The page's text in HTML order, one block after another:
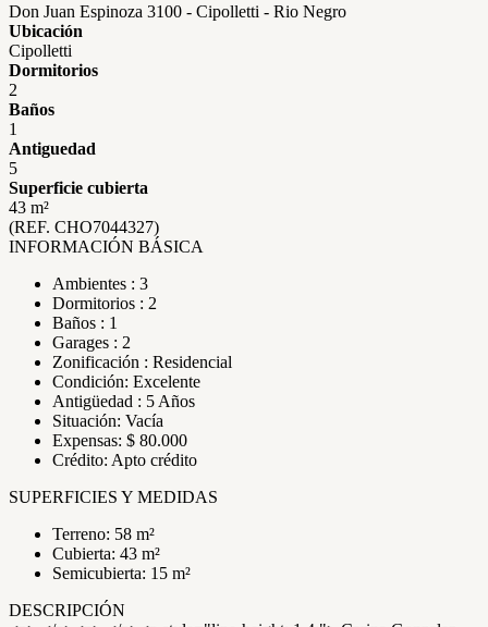
Don Juan Espinoza 3100 - Cipolletti - Rio Negro
Ubicación
Cipolletti
Dormitorios
2
Baños
1
Antiguedad
5
Superficie cubierta
43 m²
(REF. CHO7044327)
INFORMACIÓN BÁSICA
Ambientes : 3
Dormitorios : 2
Baños : 1
Garages : 2
Zonificación : Residencial
Condición: Excelente
Antigüedad : 5 Años
Situación: Vacía
Expensas: $ 80.000
Crédito: Apto crédito
SUPERFICIES Y MEDIDAS
Terreno: 58 m²
Cubierta: 43 m²
Semicubierta: 15 m²
DESCRIPCIÓN